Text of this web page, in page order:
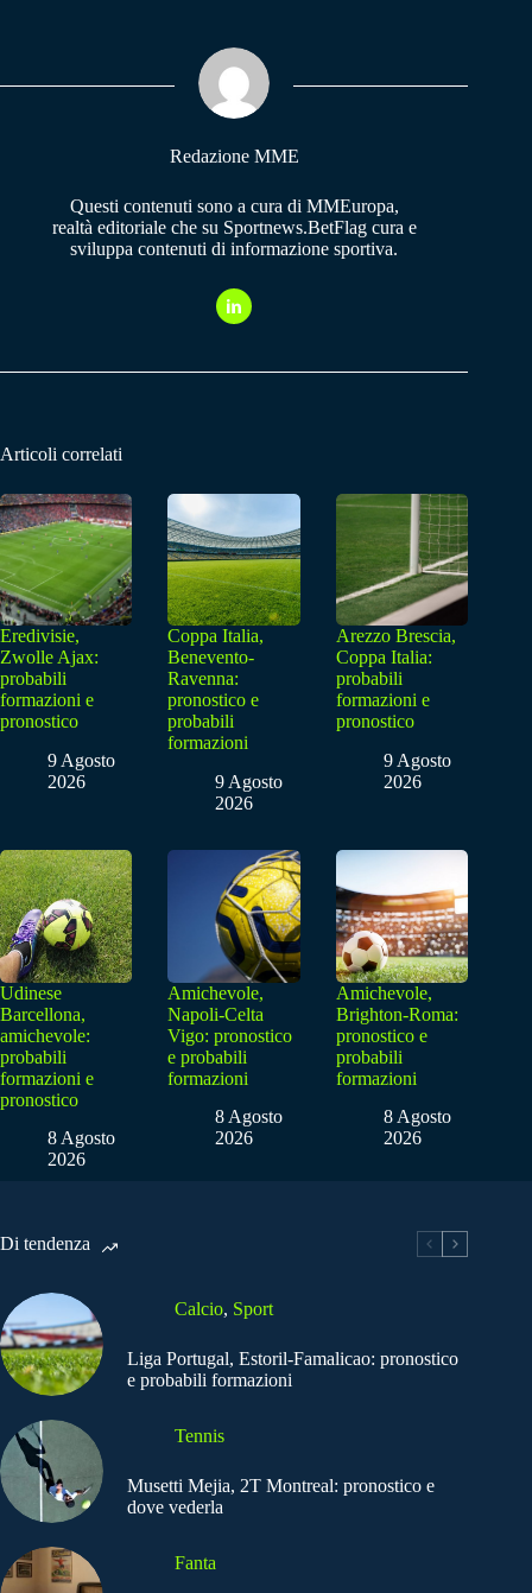
pp m
Redazione MME
Questi contenuti sono a cura di MMEuropa,
realtà editoriale che su Sportnews.BetFlag cura e
sviluppa contenuti di informazione sportiva.
Articoli correlati
Eredivisie,
Zwolle Ajax:
probabili
formazioni e
pronostico
9 Agosto
2026
Coppa Italia,
Benevento-
Ravenna:
pronostico e
probabili
formazioni
9 Agosto
2026
Arezzo Brescia,
Coppa Italia:
probabili
formazioni e
pronostico
9 Agosto
2026
Udinese
Barcellona,
amichevole:
probabili
formazioni e
pronostico
8 Agosto
2026
Amichevole,
Napoli-Celta
Vigo: pronostico
e probabili
formazioni
8 Agosto
2026
Amichevole,
Brighton-Roma:
pronostico e
probabili
formazioni
8 Agosto
2026
Di tendenza
Calcio, Sport
Liga Portugal, Estoril-Famalicao: pronostico
e probabili formazioni
Tennis
Musetti Mejia, 2T Montreal: pronostico e
dove vederla
Fanta